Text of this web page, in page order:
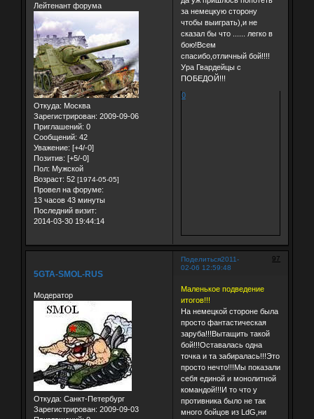
Лейтенант форума
Откуда: Москва
Зарегистрирован: 2009-09-06
Приглашений: 0
Сообщений: 42
Уважение: [+4/-0]
Позитив: [+5/-0]
Пол: Мужской
Возраст: 52 [1974-05-05]
Провел на форуме:
13 часов 43 минуты
Последний визит:
2014-03-30 19:44:14
за немецкую сторону
чтобы выиграть),и не
сказал бы что ...... легко в
бою!Всем
спасибо,отличный бой!!!!
Ура Гвардейцы с
ПОБЕДОЙ!!!
0
Поделиться 97
2011-
02-06 12:59:48
5GTA-SMOL-RUS
Модератор
Откуда: Санкт-Петербург
Зарегистрирован: 2009-09-03
Маленькое подведение
итогов!!!
На немецкой стороне была
просто фантастическая
заруба!!!Вытащить такой
бой!!!Оставалась одна
точка и та забиралась!!!Это
просто нечто!!!Мы показали
себя единой и монолитной
командой!!!И то что у
противника было не так
много бойцов из LdG,ни